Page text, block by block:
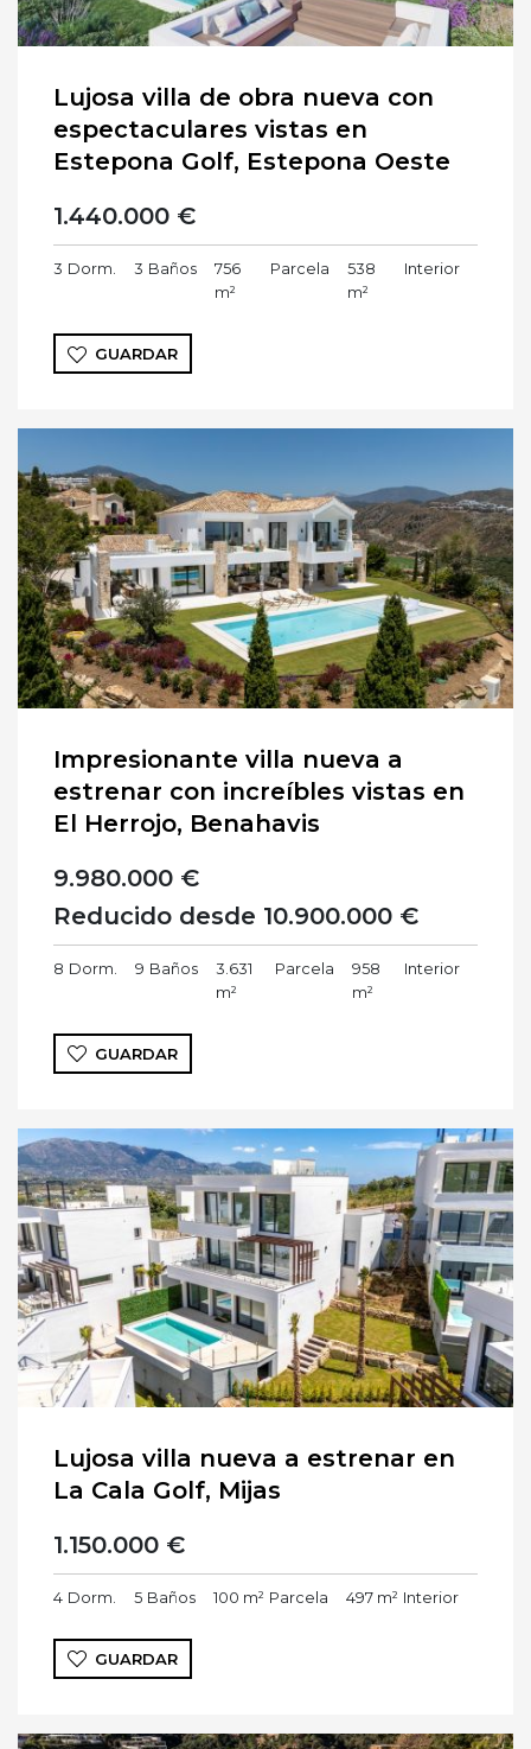
Lujosa villa de obra nueva con
espectaculares vistas en
Estepona Golf, Estepona Oeste
1.440.000 €
3 Dorm. 3 Baños
756
m²
Parcela
538
m²
Interior
GUARDAR
Impresionante villa nueva a
estrenar con increíbles vistas en
El Herrojo, Benahavis
9.980.000 €
Reducido desde 10.900.000 €
8 Dorm. 9 Baños
3.631
m²
Parcela
958
m²
Interior
GUARDAR
Lujosa villa nueva a estrenar en
La Cala Golf, Mijas
1.150.000 €
4 Dorm. 5 Baños 100 m² Parcela 497 m² Interior
GUARDAR